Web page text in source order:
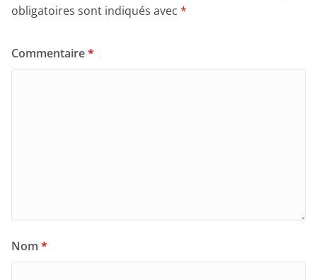
obligatoires sont indiqués avec *
Commentaire*
Nom *